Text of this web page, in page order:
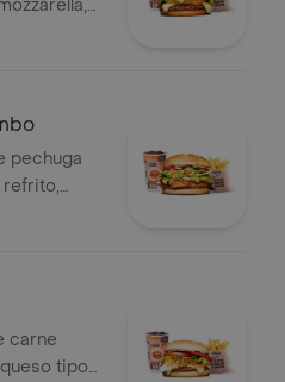
salsa de
pechuga
refrito,
y
carne
tipo